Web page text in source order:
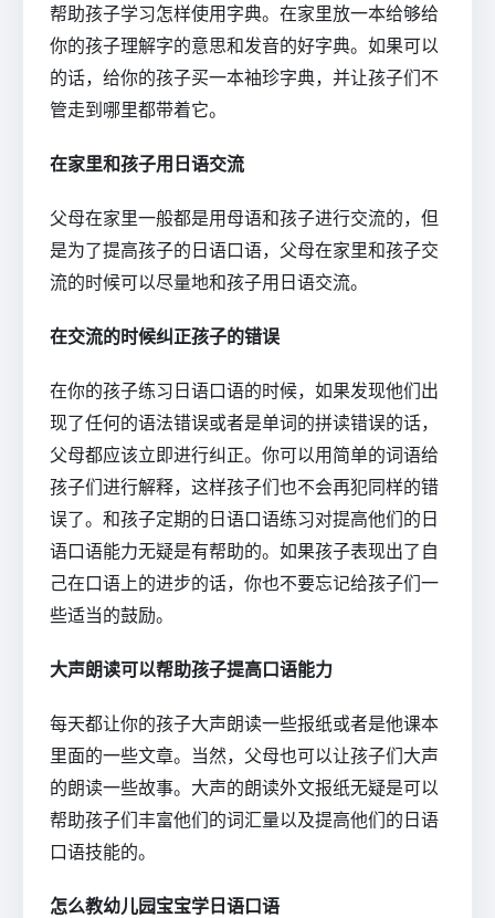
帮助孩子学习怎样使用字典。在家里放一本给够给
你的孩子理解字的意思和发音的好字典。如果可以
的话，给你的孩子买一本袖珍字典，并让孩子们不
管走到哪里都带着它。
在家里和孩子用日语交流
父母在家里一般都是用母语和孩子进行交流的，但
是为了提高孩子的日语口语，父母在家里和孩子交
流的时候可以尽量地和孩子用日语交流。
在交流的时候纠正孩子的错误
在你的孩子练习日语口语的时候，如果发现他们出
现了任何的语法错误或者是单词的拼读错误的话，
父母都应该立即进行纠正。你可以用简单的词语给
孩子们进行解释，这样孩子们也不会再犯同样的错
误了。和孩子定期的日语口语练习对提高他们的日
语口语能力无疑是有帮助的。如果孩子表现出了自
己在口语上的进步的话，你也不要忘记给孩子们一
些适当的鼓励。
大声朗读可以帮助孩子提高口语能力
每天都让你的孩子大声朗读一些报纸或者是他课本
里面的一些文章。当然，父母也可以让孩子们大声
的朗读一些故事。大声的朗读外文报纸无疑是可以
帮助孩子们丰富他们的词汇量以及提高他们的日语
口语技能的。
怎么教幼儿园宝宝学日语口语